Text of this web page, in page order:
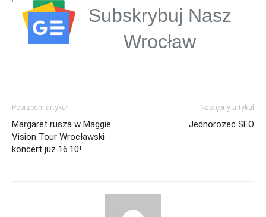
Subskrybuj Nasz
Wrocław
Poprzedni artykuł
Margaret rusza w Maggie
Vision Tour Wrocławski
koncert już 16.10!
Następny artykuł
Jednorożec SEO